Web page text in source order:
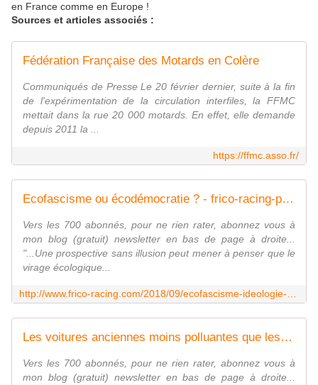
en France comme en Europe !
Sources et articles associés :
Fédération Française des Motards en Colère
Communiqués de Presse Le 20 février dernier, suite à la fin
de l'expérimentation de la circulation interfiles, la FFMC
mettait dans la rue 20 000 motards. En effet, elle demande
depuis 2011 la ...
https://ffmc.asso.fr/
Ecofascisme ou écodémocratie ? - frico-racing-passion moto
Vers les 700 abonnés, pour ne rien rater, abonnez vous à
mon blog (gratuit) newsletter en bas de page à droite...
"...Une prospective sans illusion peut mener à penser que le
virage écologique...
Les voitures anciennes moins polluantes que les voitures neuves ? - frico-racing-passion moto
Vers les 700 abonnés, pour ne rien rater, abonnez vous à
mon blog (gratuit) newsletter en bas de page à droite...